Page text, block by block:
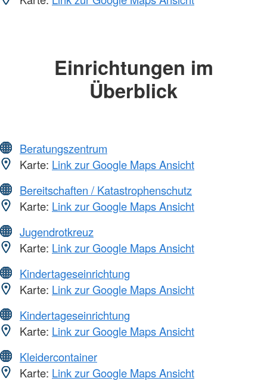
Einrichtungen im
Überblick
Beratungszentrum
Karte: Link zur Google Maps Ansicht
Bereitschaften / Katastrophenschutz
Karte: Link zur Google Maps Ansicht
Jugendrotkreuz
Karte: Link zur Google Maps Ansicht
Kindertageseinrichtung
Karte: Link zur Google Maps Ansicht
Kindertageseinrichtung
Karte: Link zur Google Maps Ansicht
Kleidercontainer
Karte: Link zur Google Maps Ansicht